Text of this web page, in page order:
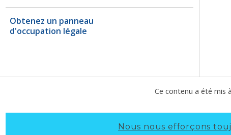
Obtenez un panneau
d'occupation légale
Ce contenu a été mis
Nous nous efforçons